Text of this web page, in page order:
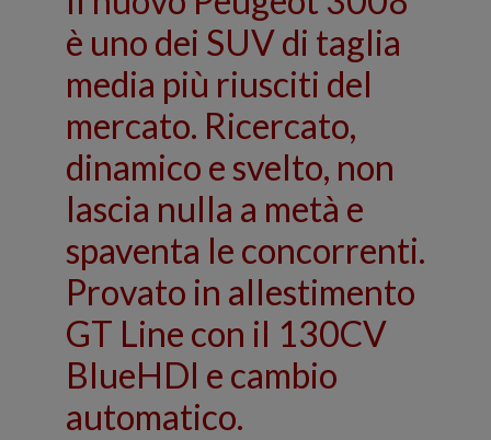
è uno dei SUV di taglia
media più riusciti del
mercato. Ricercato,
dinamico e svelto, non
lascia nulla a metà e
spaventa le concorrenti.
Provato in allestimento
GT Line con il 130CV
BlueHDI e cambio
automatico.